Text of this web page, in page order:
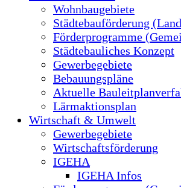
Wohnbaugebiete
Städtebauförderung
Förderprogramme
Städtebauliches Konzept
Gewerbegebiete
Bebauungspläne
Aktuelle
Lärmaktionsplan
Wirtschaft & Umwelt
Gewerbegebiete
Wirtschaftsförderung
IGEHA
IGEHA Infos